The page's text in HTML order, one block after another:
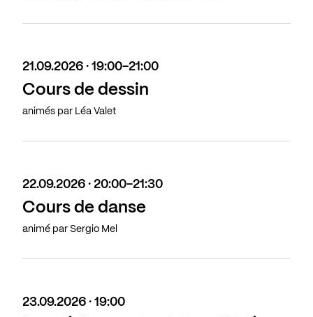
21.09.2026 · 19:00-21:00
Cours de dessin
animés par Léa Valet
22.09.2026 · 20:00-21:30
Cours de danse
animé par Sergio Mel
23.09.2026 · 19:00